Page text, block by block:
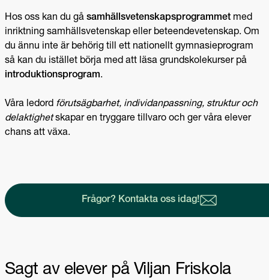
Hos oss kan du gå samhällsvetenskapsprogrammet med
inriktning samhällsvetenskap eller beteendevetenskap. Om
du ännu inte är behörig till ett nationellt gymnasieprogram
så kan du istället börja med att läsa grundskolekurser på
introduktionsprogram.
Våra ledord förutsägbarhet, individanpassning, struktur och
delaktighetskapar en tryggare tillvaro och ger våra elever
chans att växa.
Frågor? Kontakta oss idag!
Sagt av elever på Viljan Friskola